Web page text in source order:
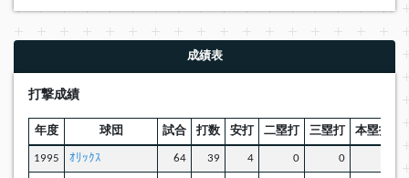
成績表
打撃成績
年度 球団 試合 打数 安打 二塁打 三塁打 本塁打
1995 ｵﾘｯｸｽ 64 39 4 0 0